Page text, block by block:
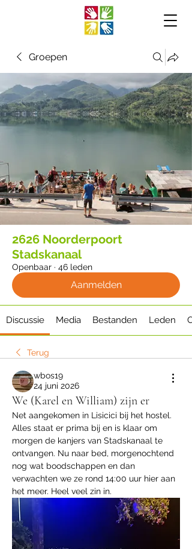
Groepen
2626 Noorderpoort
Stadskanaal
Openbaar · 46 leden
Aanmelden
Discussie Media Bestanden Leden
Terug
wbos19
24 juni 2026
We (Karel en William) zijn er
Net aangekomen in Lisicici bij het hostel.
Alles staat er prima bij en is klaar om
morgen de kanjers van Stadskanaal te
ontvangen. Nu naar bed, morgenochtend
nog wat boodschappen en dan
verwachten we ze rond 14:00 uur hier aan
het meer. Heel veel zin in.